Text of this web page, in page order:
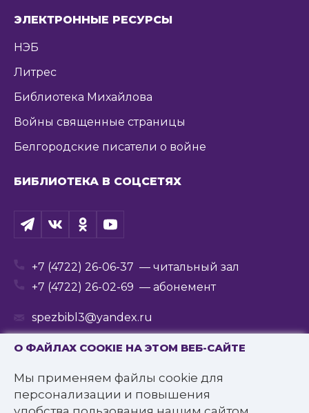
О ФАЙЛАХ COOKIE НА ЭТОМ ВЕБ-САЙТЕ
Мы применяем файлы cookie для
персонализации и повышения
ЭЛЕКТРОННЫЕ РЕСУРСЫ
НЭБ
Литрес
Библиотека Михайлова
Войны священные страницы
Белгородские писатели о войне
БИБЛИОТЕКА В СОЦСЕТЯХ
+7 (4722) 26-06-37 — читальный зал
+7 (4722) 26-02-69 — абонемент
spezbibl3@yandex.ru
© 2016—2022 Государственное бюджетное
учреждение культуры